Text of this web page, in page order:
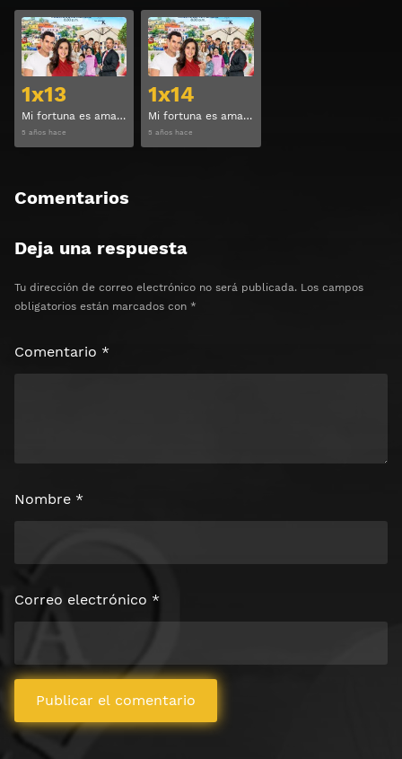
1x13
Mi fortuna es amarte Temporada 1 Capitulo 13
5 años hace
Ver
1x14
Mi fortuna es amarte Temporada 1 Capitulo 14
5 años hace
Comentarios
Deja una respuesta
Tu dirección de correo electrónico no será publicada. Los campos
obligatorios están marcados con *
Comentario *
Nombre *
Correo electrónico *